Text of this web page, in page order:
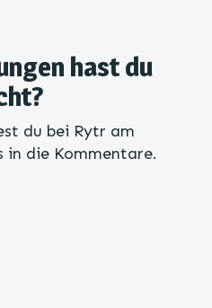
hast du
du bei Rytr am
in die Kommentare.